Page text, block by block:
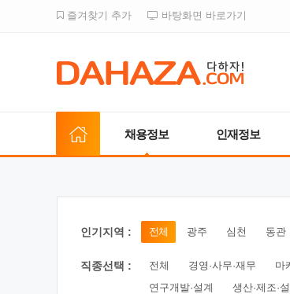
즐겨찾기 추가 바탕화면 바로가기
채용정보 인재정보
인기지역 : 전체 광주 심천 동관
직종선택 : 전체 경영·사무·재무 마
연구개발·설계
생산·제조·